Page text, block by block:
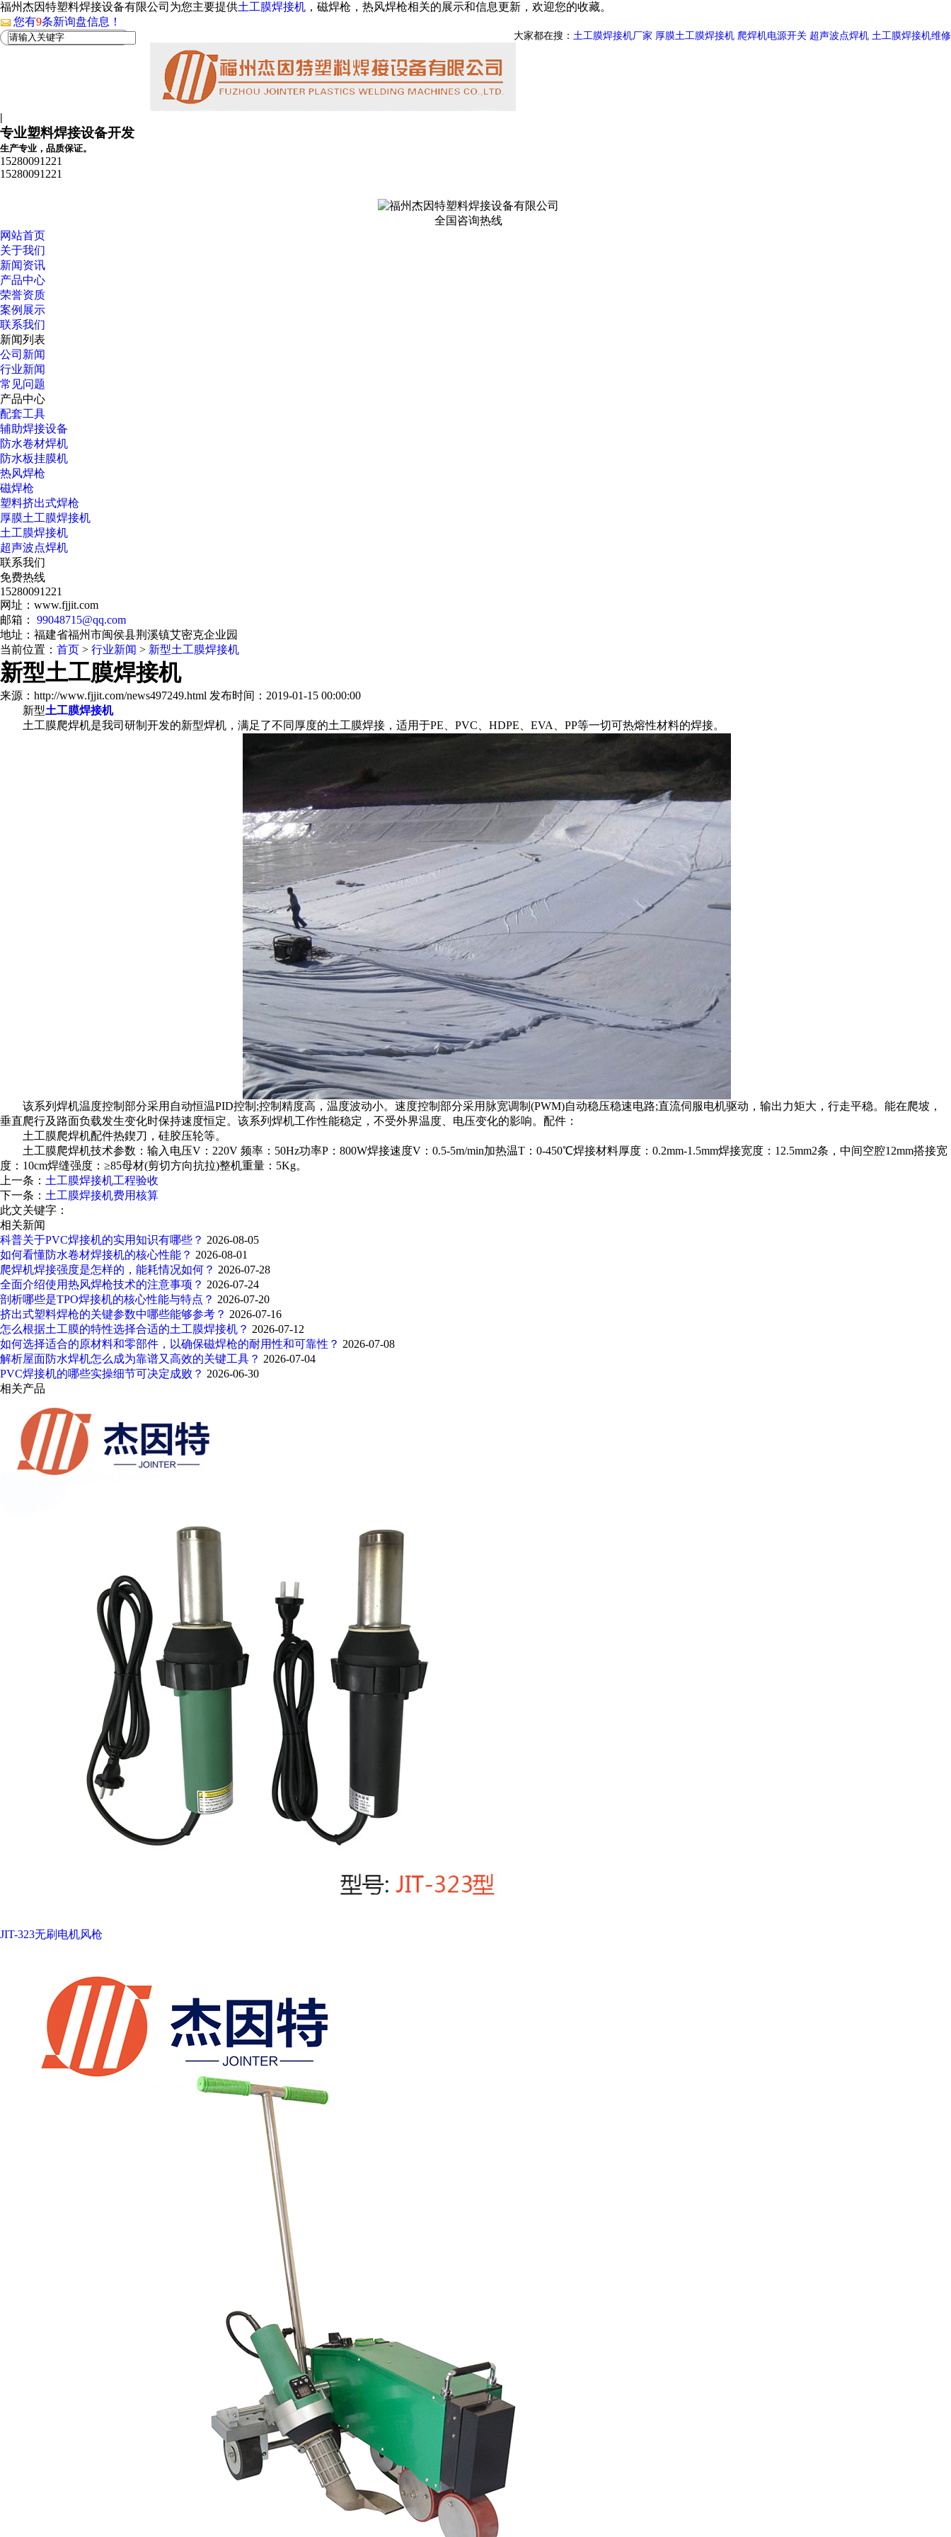
福州杰因特塑料焊接设备有限公司为您主要提供土工膜焊接机 ，磁焊枪，热风焊枪相关的展示和信息更新，欢迎您的收藏。
您有9条新询盘信息！
大家都在搜： 土工膜焊接机厂家 厚膜土工膜焊接机 爬焊机电源开关 超声波点焊机 土工膜焊接机维修
|
专业塑料焊接设备开发
生产专业，品质保证。
15280091221
15280091221
全国咨询热线
网站首页
关于我们
新闻资讯
产品中心
荣誉资质
案例展示
联系我们
新闻列表
公司新闻
行业新闻
常见问题
产品中心
配套工具
辅助焊接设备
防水卷材焊机
防水板挂膜机
热风焊枪
磁焊枪
塑料挤出式焊枪
厚膜土工膜焊接机
土工膜焊接机
超声波点焊机
联系我们
免费热线
15280091221
网址：www.fjjit.com
邮箱： 99048715@qq.com
地址：福建省福州市闽侯县荆溪镇艾密克企业园
当前位置： 首页 > 行业新闻 > 新型土工膜焊接机
新型土工膜焊接机
来源：http://www.fjjit.com/news497249.html 发布时间：2019-01-15 00:00:00
新型土工膜焊接机
土工膜爬焊机是我司研制开发的新型焊机，满足了不同厚度的土工膜焊接，适用于PE、PVC、HDPE、EVA、PP等一切可热熔性材料的焊接。
该系列焊机温度控制部分采用自动恒温PID控制;控制精度高，温度波动小。速度控制部分采用脉宽调制(PWM)自动稳压稳速电路;直流伺服电机驱动，输出力矩大，行走平稳。能在爬坡，
垂直爬行及路面负载发生变化时保持速度恒定。该系列焊机工作性能稳定，不受外界温度、电压变化的影响。配件：
土工膜爬焊机配件热鍥刀，硅胶压轮等。
土工膜爬焊机技术参数：输入电压V：220V 频率：50Hz功率P：800W焊接速度V：0.5-5m/min加热温T：0-450℃焊接材料厚度：0.2mm-1.5mm焊接宽度：12.5mm2条，中间空腔12mm搭接宽
度：10cm焊缝强度：≥85母材(剪切方向抗拉)整机重量：5Kg。
上一条： 土工膜焊接机工程验收
下一条： 土工膜焊接机费用核算
此文关键字：
相关新闻
科普关于PVC焊接机的实用知识有哪些？ 2026-08-05
如何看懂防水卷材焊接机的核心性能？ 2026-08-01
爬焊机焊接强度是怎样的，能耗情况如何？ 2026-07-28
全面介绍使用热风焊枪技术的注意事项？ 2026-07-24
剖析哪些是TPO焊接机的核心性能与特点？ 2026-07-20
挤出式塑料焊枪的关键参数中哪些能够参考？ 2026-07-16
怎么根据土工膜的特性选择合适的土工膜焊接机？ 2026-07-12
如何选择适合的原材料和零部件，以确保磁焊枪的耐用性和可靠性？ 2026-07-08
解析屋面防水焊机怎么成为靠谱又高效的关键工具？ 2026-07-04
PVC焊接机的哪些实操细节可决定成败？ 2026-06-30
相关产品
JIT-323无刷电机风枪